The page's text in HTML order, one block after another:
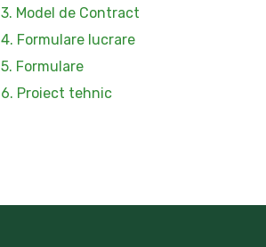
3. Model de Contract
4. Formulare lucrare
5. Formulare
6. Proiect tehnic